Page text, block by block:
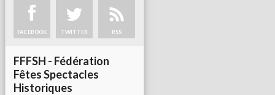
FACEBOOK TWITTER RSS
FFFSH - Fédération
Fêtes Spectacles
Historiques